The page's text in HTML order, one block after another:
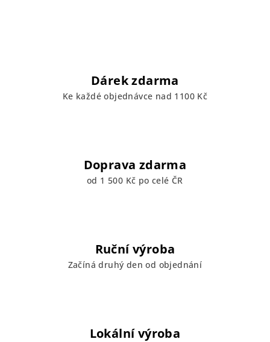
Dárek zdarma
Ke každé objednávce nad 1100 Kč
Doprava zdarma
od 1 500 Kč po celé ČR
Ruční výroba
Začíná druhý den od objednání
Lokální výroba